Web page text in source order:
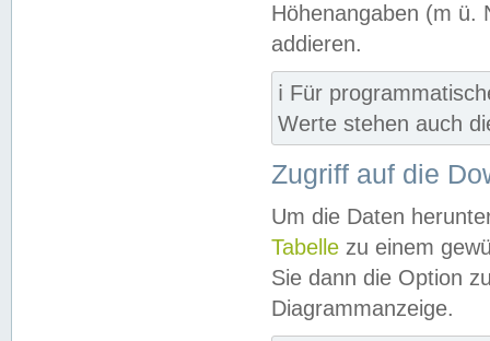
Höhenangaben (m ü.
addieren.
ℹ️ Für
Werte stehen auch
Zugriff auf die
Um die Daten
Tabelle zu einem
Sie dann die Option
Diagrammanzeige.